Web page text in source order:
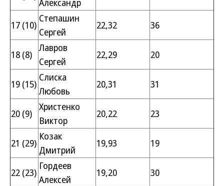
Александр
17 (10)
Степашин
Сергей
22,32 36
18 (8)
Лавров
Сергей
22,29 20
19 (15)
Слиска
Любовь
20,31 31
20 (9)
Христенко
Виктор
20,22 23
21 (29)
Козак
Дмитрий
19,93 19
22 (23)
Гордеев
Алексей
19,20 30